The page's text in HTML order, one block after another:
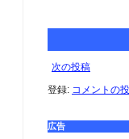
次の投稿
登録: コメントの
広告